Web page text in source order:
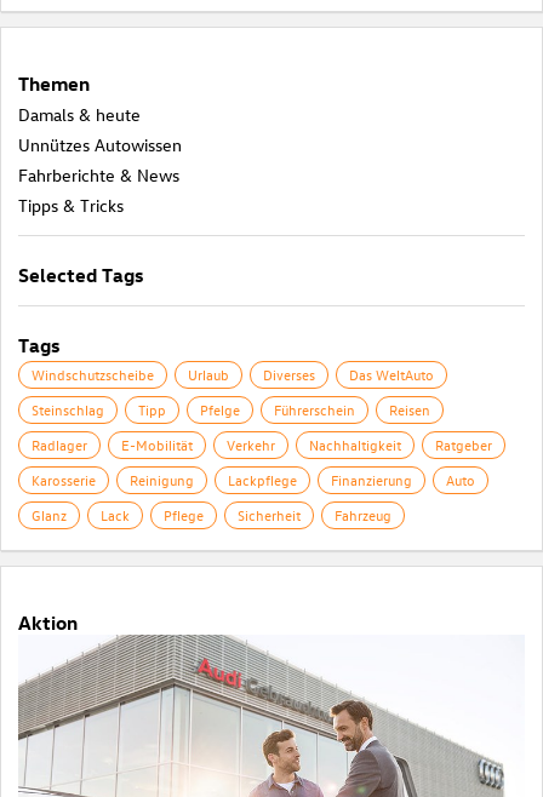
Themen
Damals & heute
Unnützes Autowissen
Fahrberichte & News
Tipps & Tricks
Selected Tags
Tags
Windschutzscheibe Urlaub Diverses
Das WeltAuto
Steinschlag
Tipp Pfelge Führerschein
Reisen
Radlager
E-Mobilität Verkehr Nachhaltigkeit
Ratgeber
Karosserie
Reinigung Lackpflege Finanzierung
Auto
Glanz
Lack Pflege Sicherheit Fahrzeug
Aktion